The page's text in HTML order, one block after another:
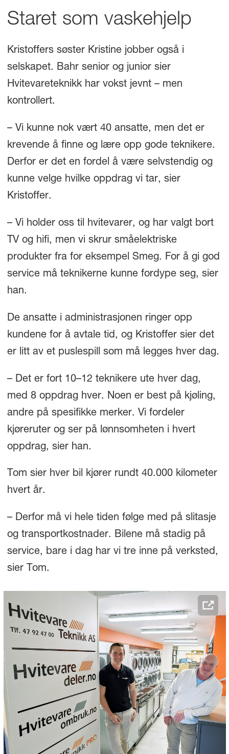
Staret som vaskehjelp
Kristoffers søster Kristine jobber også i
selskapet. Bahr senior og junior sier
Hvitevareteknikk har vokst jevnt – men
kontrollert.
– Vi kunne nok vært 40 ansatte, men det er
krevende å finne og lære opp gode teknikere.
Derfor er det en fordel å være selvstendig og
kunne velge hvilke oppdrag vi tar, sier
Kristoffer.
– Vi holder oss til hvitevarer, og har valgt bort
TV og hifi, men vi skrur småelektriske
produkter fra for eksempel Smeg. For å gi god
service må teknikerne kunne fordype seg, sier
han.
De ansatte i administrasjonen ringer opp
kundene for å avtale tid, og Kristoffer sier det
er litt av et puslespill som må legges hver dag.
– Det er fort 10–12 teknikere ute hver dag,
med 8 oppdrag hver. Noen er best på kjøling,
andre på spesifikke merker. Vi fordeler
kjøreruter og ser på lønnsomheten i hvert
oppdrag, sier han.
Tom sier hver bil kjører rundt 40.000 kilometer
hvert år.
– Derfor må vi hele tiden følge med på slitasje
og transportkostnader. Bilene må stadig på
service, bare i dag har vi tre inne på verksted,
sier Tom.